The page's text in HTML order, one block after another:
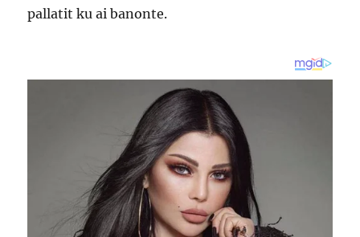
pallatit ku ai banonte.